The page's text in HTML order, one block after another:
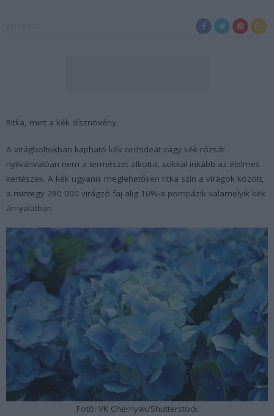
Ritka, mint a kék dísznövény.
A virágboltokban kapható kék orchideát vagy kék rózsát
nyilvánvalóan nem a természet alkotta, sokkal inkább az élelmes
kertészek. A kék ugyanis meglehetősen ritka szín a virágok között,
a mintegy 280 000 virágzó faj alig 10%-a pompázik valamelyik kék
árnyalatban.
Fotó: VK Chernyak/Shutterstock